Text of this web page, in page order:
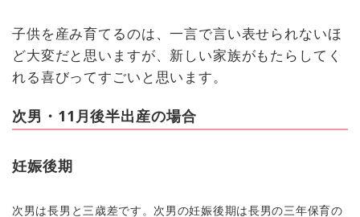
子供を産み育てるのは、一言で言い表せられないほ
ど大変だと思いますが、新しい家族がもたらしてく
れる喜びってすごいと思います。
次男・11月後半出産の場合
妊娠後期
次男は長男と三歳差です。次男の妊娠後期は長男の三年保育の